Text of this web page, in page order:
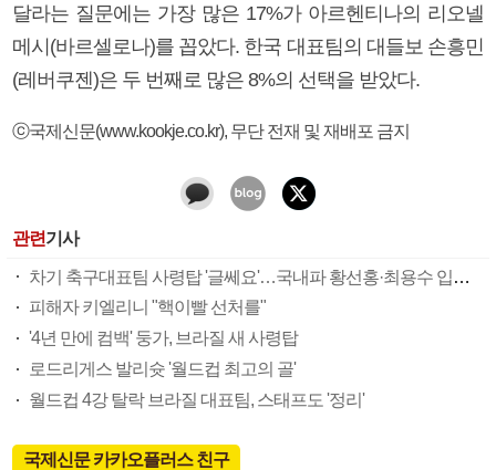
달라는 질문에는 가장 많은 17%가 아르헨티나의 리오넬
메시(바르셀로나)를 꼽았다. 한국 대표팀의 대들보 손흥민
(레버쿠젠)은 두 번째로 많은 8%의 선택을 받았다.
ⓒ국제신문(www.kookje.co.kr), 무단 전재 및 재배포 금지
관련기사
차기 축구대표팀 사령탑 '글쎄요'…국내파 황선홍·최용수 입장 유보
피해자 키엘리니 "핵이빨 선처를"
'4년 만에 컴백' 둥가, 브라질 새 사령탑
로드리게스 발리슛 '월드컵 최고의 골'
월드컵 4강 탈락 브라질 대표팀, 스태프도 '정리'
국제신문 카카오플러스 친구